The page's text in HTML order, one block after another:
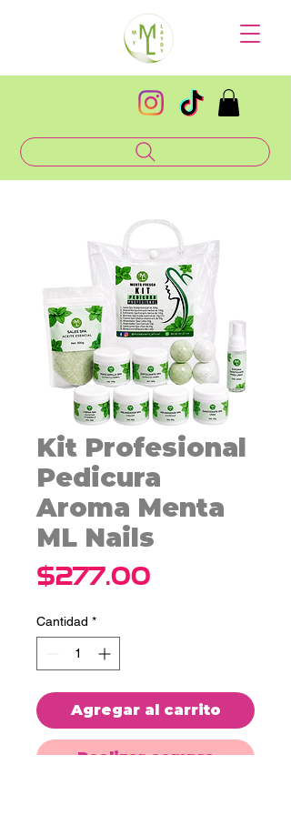
Kit Profesional
Pedicura
Aroma Menta
ML Nails
$277.00
Cantidad *
Agregar al carrito
Realizar compra